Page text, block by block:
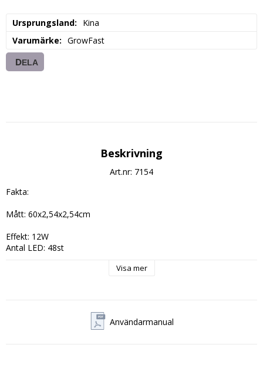
Ursprungsland
Kina
Varumärke
GrowFast
DELA
Beskrivning
Art.nr: 7154
Fakta:
Mått: 60x2,54x2,54cm
Effekt: 12W
Antal LED: 48st
Visa mer
Användarmanual